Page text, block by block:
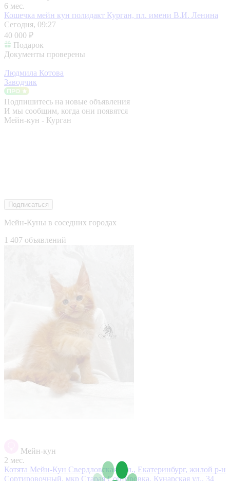
6 мес.
Кошечка мейн кун полидакт Курган, пл. имени В.И. Ленина
Сегодня, 09:27
40 000 ₽
Подарок
Документы проверены
Людмила Котова
Заводчик
Подпишитесь на новые объявления
И мы сообщим, когда они появятся
Мейн-кун - Курган
Подписаться
Мейн-Куны в соседних городах
1 407 объявлений
Мейн-кун
2 мес.
Котята Мейн-Кун Свердловская обл., Екатеринбург, жилой р-н
Сортировочный, мкр Старая Сортировка, Кунарская ул., 34